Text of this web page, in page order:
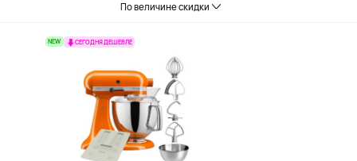
По величине скидки
NEW СЕГОДНЯ ДЕШЕВЛЕ